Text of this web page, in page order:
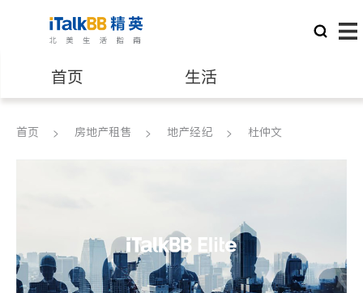
首页 生活
医生 律师
会计师
建筑装修
首页 房地产租售 地产经纪 杜仲文